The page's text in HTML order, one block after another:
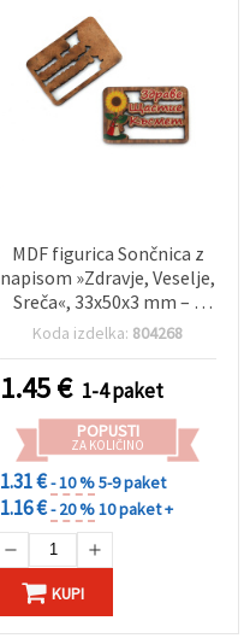
MDF figurica Sončnica z
napisom »Zdravje, Veselje,
Sreča«, 33x50x3 mm – 5
kos
Koda izdelka: 804268
1.45€ 1-4 paket
POPUSTI
ZA KOLIČINO
1.31 €- 10 %5-9 paket
1.16 €- 20 %10 paket +
KUPI